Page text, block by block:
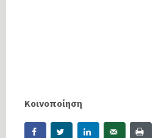
Κοινοποίηση